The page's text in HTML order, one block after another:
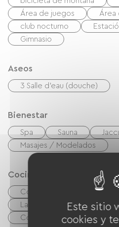
Área de juegos
Área
club nocturno
Gimnasio
Aseos
3 Salle d'eau (douche)
Bienestar
Spa Sauna
Masajes / Modelados
Cocina
Cocina cuisinière
Las cuatro
Frigorífico
Congélateur
Este sitio
cookies y